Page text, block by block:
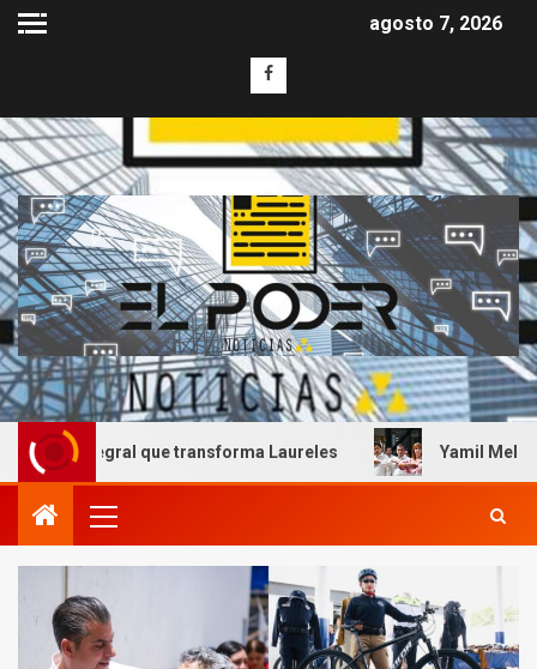
agosto 7, 2026
que transforma Laureles Yamil Melgar honra